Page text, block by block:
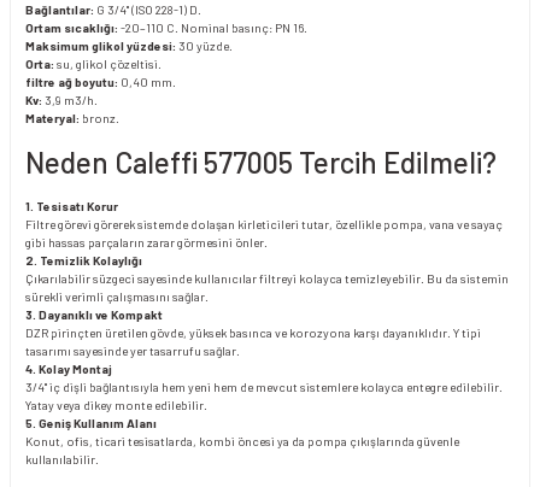
Bağlantılar: G 3/4" (ISO 228-1) D.
Ortam sıcaklığı: -20–110 C. Nominal basınç: PN 16.
Maksimum glikol yüzdesi: 30 yüzde.
Orta: su, glikol çözeltisi.
filtre ağ boyutu: 0,40 mm.
Kv: 3,9 m3/h.
Materyal: bronz.
Neden Caleffi 577005 Tercih Edilmeli?
1. Tesisatı Korur
Filtre görevi görerek sistemde dolaşan kirleticileri tutar, özellikle pompa, vana ve sayaç
gibi hassas parçaların zarar görmesini önler.
2. Temizlik Kolaylığı
Çıkarılabilir süzgeci sayesinde kullanıcılar filtreyi kolayca temizleyebilir. Bu da sistemin
sürekli verimli çalışmasını sağlar.
3. Dayanıklı ve Kompakt
DZR pirinçten üretilen gövde, yüksek basınca ve korozyona karşı dayanıklıdır. Y tipi
tasarımı sayesinde yer tasarrufu sağlar.
4. Kolay Montaj
3/4" iç dişli bağlantısıyla hem yeni hem de mevcut sistemlere kolayca entegre edilebilir.
Yatay veya dikey monte edilebilir.
5. Geniş Kullanım Alanı
Konut, ofis, ticari tesisatlarda, kombi öncesi ya da pompa çıkışlarında güvenle
kullanılabilir.